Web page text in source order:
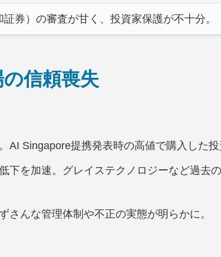
券）の審査が甘く、投資家保護が不十分。
信頼喪失
AI Singapore提携発表時の高値で購入した投
下を加速。グレイステクノロジーなど過去
さんな管理体制や不正の実態が明らかに。